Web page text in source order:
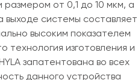
от 0,1 до 10 мкм, а
выходе системы составляет
высоким показателем
технология изготовления и
запатентована во всех
данного устройства